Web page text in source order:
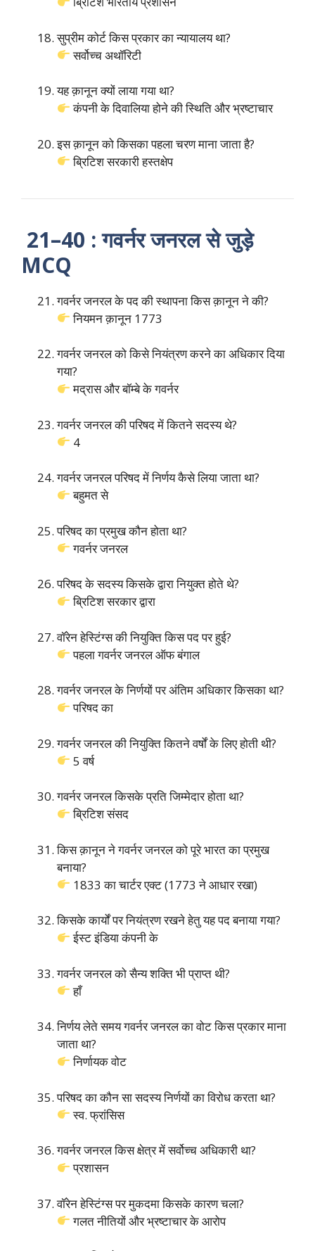
सुप्रीम कोर्ट किस प्रकार का न्यायालय था?
सर्वोच्च अथॉरिटी
यह क़ानून क्यों लाया गया था?
कंपनी के दिवालिया होने की स्थिति और भ्रष्टाचार
इस क़ानून को किसका पहला चरण माना जाता है?
ब्रिटिश सरकारी हस्तक्षेप
21–40 : गवर्नर जनरल से जुड़े
MCQ
गवर्नर जनरल के पद की स्थापना किस क़ानून ने की?
नियमन क़ानून 1773
गवर्नर जनरल को किसे नियंत्रण करने का अधिकार दिया
गया?
मद्रास और बॉम्बे के गवर्नर
गवर्नर जनरल की परिषद में कितने सदस्य थे?
4
गवर्नर जनरल परिषद में निर्णय कैसे लिया जाता था?
बहुमत से
परिषद का प्रमुख कौन होता था?
गवर्नर जनरल
परिषद के सदस्य किसके द्वारा नियुक्त होते थे?
ब्रिटिश सरकार द्वारा
वॉरेन हेस्टिंग्स की नियुक्ति किस पद पर हुई?
पहला गवर्नर जनरल ऑफ बंगाल
गवर्नर जनरल के निर्णयों पर अंतिम अधिकार किसका था?
परिषद का
गवर्नर जनरल की नियुक्ति कितने वर्षों के लिए होती थी?
5 वर्ष
गवर्नर जनरल किसके प्रति जिम्मेदार होता था?
ब्रिटिश संसद
किस क़ानून ने गवर्नर जनरल को पूरे भारत का प्रमुख
बनाया?
1833 का चार्टर एक्ट (1773 ने आधार रखा)
किसके कार्यों पर नियंत्रण रखने हेतु यह पद बनाया गया?
ईस्ट इंडिया कंपनी के
गवर्नर जनरल को सैन्य शक्ति भी प्राप्त थी?
हाँ
निर्णय लेते समय गवर्नर जनरल का वोट किस प्रकार माना
जाता था?
निर्णायक वोट
परिषद का कौन सा सदस्य निर्णयों का विरोध करता था?
स्व. फ्रांसिस
गवर्नर जनरल किस क्षेत्र में सर्वोच्च अधिकारी था?
प्रशासन
वॉरेन हेस्टिंग्स पर मुकदमा किसके कारण चला?
गलत नीतियों और भ्रष्टाचार के आरोप